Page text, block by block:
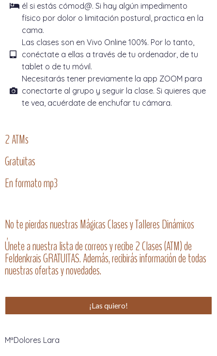
él si estás cómod@. Si hay algún impedimento
físico por dolor o limitación postural, practica en la
cama.
Las clases son en Vivo Online 100%. Por lo tanto,
conéctate a ellas a través de tu ordenador, de tu
tablet o de tu móvil.
Necesitarás tener previamente la app ZOOM para
conectarte al grupo y seguir la clase. Si quieres que
te vea, acuérdate de enchufar tu cámara.
2 ATMs
Gratuitas
En formato mp3
No te pierdas nuestras Mágicas Clases y Talleres Dinámicos
Únete a nuestra lista de correos y recibe 2 Clases (ATM) de
Feldenkrais GRATUITAS. Además, recibirás información de todas
nuestras ofertas y novedades.
¡Las quiero!
MªDolores Lara